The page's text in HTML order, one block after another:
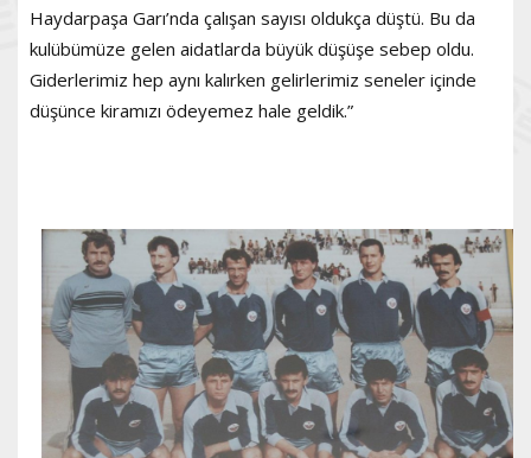
Haydarpaşa Garı’nda çalışan sayısı oldukça düştü. Bu da
kulübümüze gelen aidatlarda büyük düşüşe sebep oldu.
Giderlerimiz hep aynı kalırken gelirlerimiz seneler içinde
düşünce kiramızı ödeyemez hale geldik.”